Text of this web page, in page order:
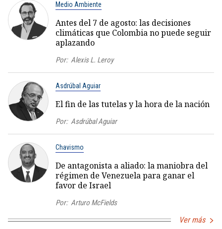
Medio Ambiente
Antes del 7 de agosto: las decisiones
climáticas que Colombia no puede seguir
aplazando
Por: Alexis L. Leroy
Asdrúbal Aguiar
El fin de las tutelas y la hora de la nación
Por: Asdrúbal Aguiar
Chavismo
De antagonista a aliado: la maniobra del
régimen de Venezuela para ganar el
favor de Israel
Por: Arturo McFields
Ver más